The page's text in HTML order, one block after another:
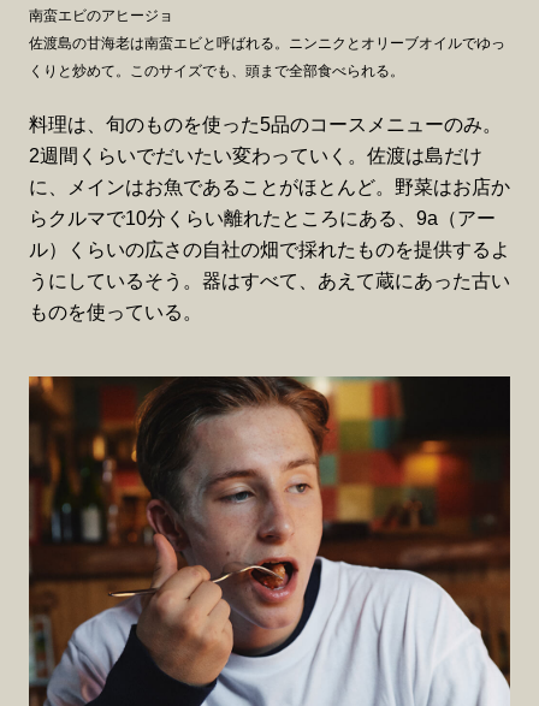
南蛮エビのアヒージョ
佐渡島の甘海老は南蛮エビと呼ばれる。ニンニクとオリーブオイルでゆっ
くりと炒めて。このサイズでも、頭まで全部食べられる。
料理は、旬のものを使った5品のコースメニューのみ。
2週間くらいでだいたい変わっていく。佐渡は島だけ
に、メインはお魚であることがほとんど。野菜はお店か
らクルマで10分くらい離れたところにある、9a（アー
ル）くらいの広さの自社の畑で採れたものを提供するよ
うにしているそう。器はすべて、あえて蔵にあった古い
ものを使っている。